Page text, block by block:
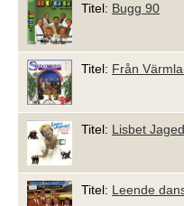
Titel: Bugg 90
Titel: Från
Titel: Lisbet
Titel: Leende